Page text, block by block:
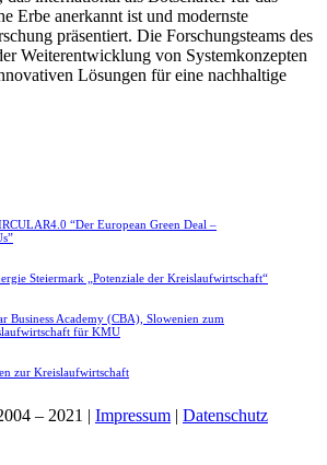
Erbe anerkannt ist und modernste
präsentiert. Die Forschungsteams des
Weiterentwicklung von Systemkonzepten
Lösungen für eine nachhaltige
“Der European Green Deal –
Steiermark „Potenziale der Kreislaufwirtschaft“
Business Academy (CBA), Slowenien zum
für KMU
zur Kreislaufwirtschaft
– 2021 | Impressum | Datenschutz